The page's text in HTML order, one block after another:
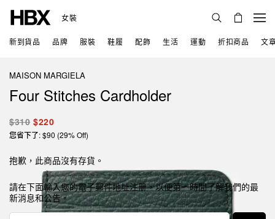
女裝
新到貨品 品牌 服裝 鞋履 配飾 生活 運動 折扣商品 文
MAISON MARGIELA
Four Stitches Cardholder
$310 $220
您省下了: $90 (29% Off)
抱歉，此商品沒有存貨。
請在下面輸入您的電子郵件地址注册，以便第一時間了解我們的最
新消息和公告。